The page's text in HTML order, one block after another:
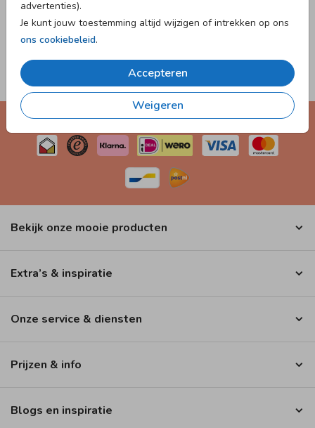
advertenties).
Je kunt jouw toestemming altijd wijzigen of intrekken op ons
ons cookiebeleid.
Accepteren
Weigeren
Ontvang een verrassingspakket
Bij de bestelling van je 1e proefdruk
VEILIG WINKELEN EN BETALEN
Bekijk onze mooie producten
Extra’s & inspiratie
Onze service & diensten
Prijzen & info
Blogs en inspiratie